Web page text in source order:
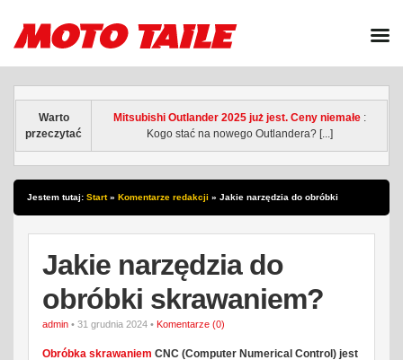
Warto
przeczytać
Mitsubishi Outlander 2025 już jest. Ceny niemałe:
Kogo stać na nowego Outlandera? [...]
Jestem tutaj: Start» Komentarze redakcji » Jakie narzędzia do obróbki
skrawaniem?
Jakie narzędzia do
obróbki skrawaniem?
admin • 31 grudnia 2024 • Komentarze (0)
Obróbka skrawaniem CNC (Computer Numerical Control) jest